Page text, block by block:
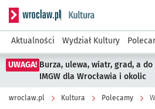
Serwis informacyjny wroclaw.pl
Aktualności Wydział Kultury
UWAGA! Burza, ulewa, wiatr, grad, a
IMGW dla Wrocławia i okolic
wroclaw.pl Kultura Polecamy